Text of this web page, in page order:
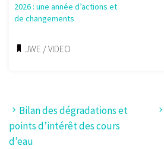
2026 : une année d’actions et
de changements
JWE /VIDEO
Bilan des dégradations et
points d’intérêt des cours
d’eau